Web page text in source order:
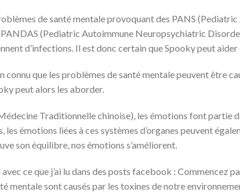
de santé mentale provoquant des PANS
PANDAS (Pediatric Autoimmune Neuropsychiatric
d’infections. Il est donc certain que Spooky peut aider
connu que les problèmes de santé mentale peuvent être
peut alors les aborder.
Traditionnelle chinoise), les émotions font partie
les émotions liées à ces systèmes d’organes peuvent
son équilibre, nos émotions s’améliorent.
avec ce que j’ai lu dans des posts facebook : Commencez
mentale sont causés par les toxines de notre